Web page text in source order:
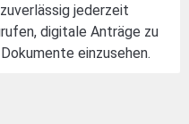
jederzeit
digitale Anträge zu
einzusehen.